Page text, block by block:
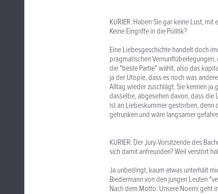
KURIER: Haben Sie gar keine Lust,
Keine Eingriffe in die Politik?
Eine Liebesgeschichte handelt doch
pragmatischen
die "beste Partie" wählt, also das
ja der Utopie, dass es noch was
Alltag wieder zuschlägt. Sie kennen ja
dasselbe, abgesehen davon, dass die
ist an Liebeskummer gestorben, denn
getrunken und wäre langsamer
KURIER: Der Jury-Vorsitzende des
sich damit anfreunden? Weil verstört
Ja unbedingt, kaum etwas unterhält
Biedermann von den jungen Leuten
Nach dem Motto: Unsere Noemi geht